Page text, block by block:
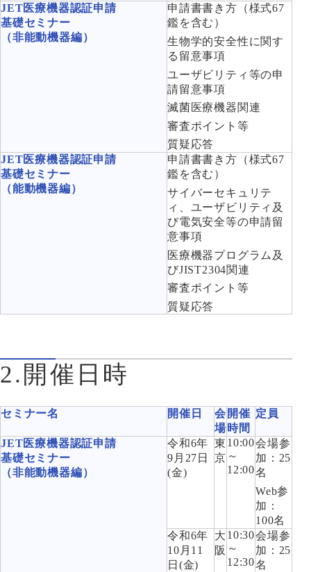
JET医療機器認証申請
基礎セミナー
（非能動機器編）
申請書書き方（様式67
鑑を含む）
生物学的安全性に関す
る留意事項
ユーザビリティ等の申
請留意事項
滅菌医療機器関連
審査ポイント等
質疑応答
JET医療機器認証申請
基礎セミナー
（能動機器編）
申請書書き方（様式67
鑑を含む）
サイバーセキュリテ
ィ、ユーザビリティ及
び電気安全等の申請留
意事項
医療機器プログラム及
びJIST2304関連
審査ポイント等
質疑応答
2.開催日時
セミナー名 開催日
会
場
開催
時間
定員
JET医療機器認証申請
基礎セミナー
（非能動機器編）
令和6年
9月27日
(金)
東
京
10:00
～
12:00
会場参
加：25
名
Web参
加：
100名
令和6年
10月11
日(金)
大
阪
10:30
～
12:30
会場参
加：25
名